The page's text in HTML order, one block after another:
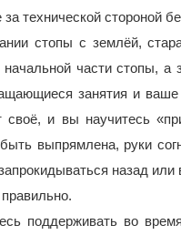
технической стороной
стопы с землёй,
начальной части стопы,
занятия и
своё, и вы научитесь
выпрямлена, руки
назад или
поддерживать во